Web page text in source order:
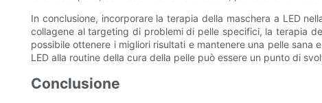
In conclusione, incorporare la terapia della maschera a LED
collagene al targeting di problemi di pelle specifici, la terapia
possibile ottenere i migliori risultati e mantenere una pelle
LED alla routine della cura della pelle può essere un punto di
Conclusione